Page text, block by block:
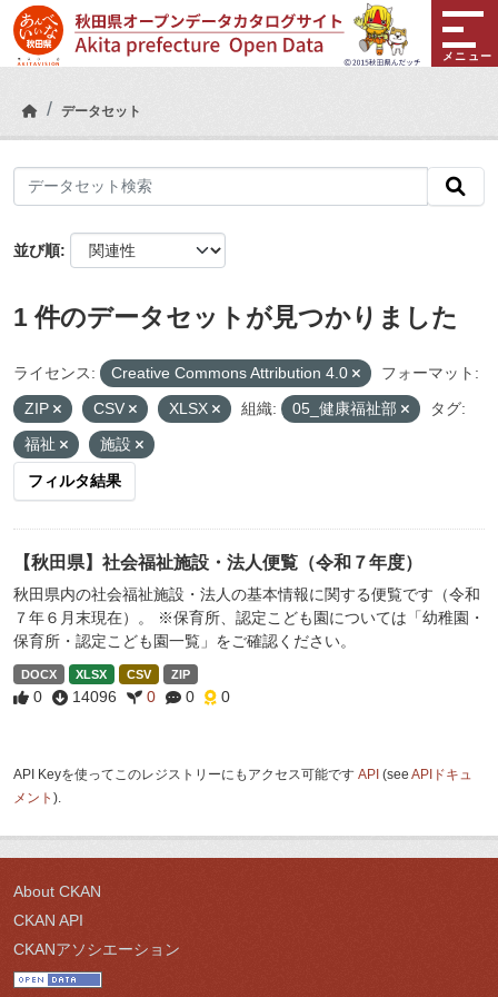
Skip to main content
メニュー
データセット
並び順
1 件のデータセットが見つかりました
ライセンス: Creative Commons Attribution 4.0
フォーマット:
ZIP
CSV XLSX 組織: 05_健康福祉部
タグ:
福祉
施設
フィルタ結果
【秋田県】社会福祉施設・法人便覧（令和７年度）
秋田県内の社会福祉施設・法人の基本情報に関する便覧です（令和
７年６月末現在）。 ※保育所、認定こども園については「幼稚園・
保育所・認定こども園一覧」をご確認ください。
DOCX XLSX CSV ZIP
0 14096 0 0 0
API Keyを使ってこのレジストリーにもアクセス可能です API (see APIドキュ
メント ).
About CKAN
CKAN API
CKANアソシエーション